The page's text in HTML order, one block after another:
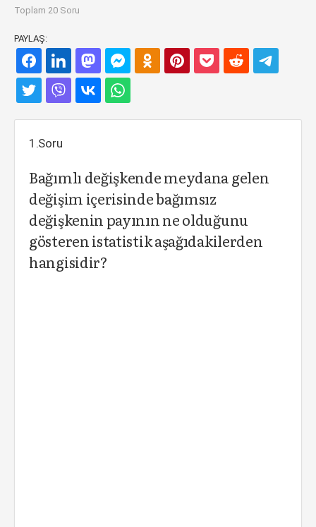
Toplam 20 Soru
PAYLAŞ:
1.Soru
Bağımlı değişkende meydana gelen
değişim içerisinde bağımsız
değişkenin payının ne olduğunu
gösteren istatistik aşağıdakilerden
hangisidir?